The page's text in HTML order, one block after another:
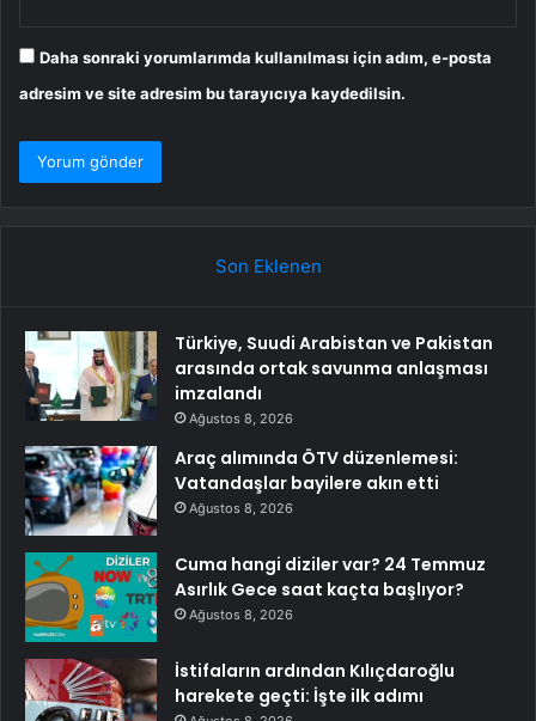
Daha sonraki yorumlarımda kullanılması için adım, e-posta
adresim ve site adresim bu tarayıcıya kaydedilsin.
Son Eklenen
Türkiye, Suudi Arabistan ve Pakistan
arasında ortak savunma anlaşması
imzalandı
Ağustos 8, 2026
Araç alımında ÖTV düzenlemesi:
Vatandaşlar bayilere akın etti
Ağustos 8, 2026
Cuma hangi diziler var? 24 Temmuz
Asırlık Gece saat kaçta başlıyor?
Ağustos 8, 2026
İstifaların ardından Kılıçdaroğlu
harekete geçti: İşte ilk adımı